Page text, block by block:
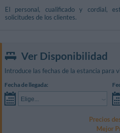
El personal, cualificado y cordial,
solicitudes de los clientes.
Ver Disponibilidad
Introduce las fechas de la estancia para
Fecha de llegada:
Elige...
Precios
Mejor